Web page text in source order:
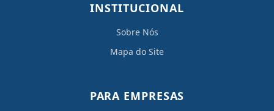
INSTITUCIONAL
Sobre Nós
Mapa do Site
PARA EMPRESAS